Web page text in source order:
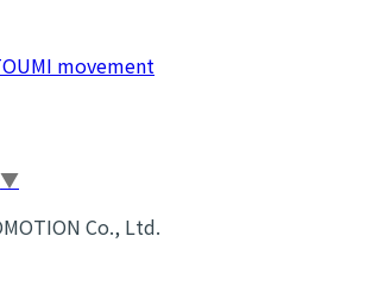
movement
▼
Co., Ltd.